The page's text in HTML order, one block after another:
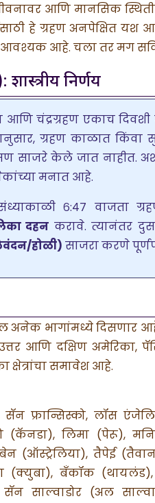
आणि मानसिक
हे ग्रहण अनपेक्षित
आवश्यक आहे. चला तर मग
निर्णय
आणि चंद्रग्रहण एकाच
ग्रहण काळात
साजरे केले जात नाहीत.
मनात आहे.
६:४७ वाजता
दहन करावे. त्यानंतर
होळी) साजरा करणे
अनेक भागांमध्ये दिसणार
आणि दक्षिण अमेरिका,
क्षेत्रांचा समावेश आहे.
सॅन फ्रान्सिस्को, लॉस
(कॅनडा), लिमा (पेरू),
(ऑस्ट्रेलिया), तैपेई
(क्युबा), बँकॉक (थायलंड),
साल्वाडोर (अल